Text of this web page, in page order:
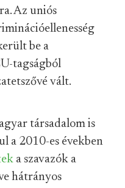
Az uniós
be a
tagságból
vált.
társadalom is
a 2010-es években
a szavazók a
hátrányos